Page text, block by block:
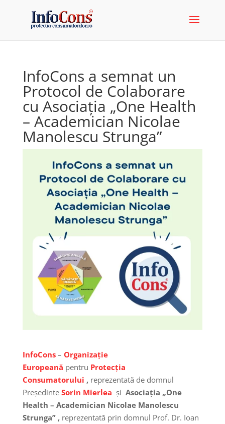
InfoCons a semnat un
Protocol de Colaborare
cu Asociația „One Health
– Academician Nicolae
Manolescu Strunga”
InfoCons– Organizație
Europeană pentru Protecția
Consumatorului , reprezentată de domnul
Președinte Sorin Mierlea și Asociația „One
Health – Academician Nicolae Manolescu
Strunga” , reprezentată prin domnul Prof. Dr. Ioan